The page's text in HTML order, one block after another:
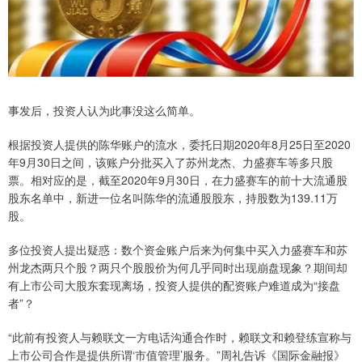
事发后，投资人认为此事没这么简单。
根据投资人提供的陈华账户的流水，委托日期2020年8月25日至2020
年9月30日之间，该账户分批买入了苏州龙杰、力盛赛车等多只股
票。相对应的是，截至2020年9月30日，在力盛赛车的前十大流通股
股东名单中，新进一位名叫陈华的流通股股东，持股数为139.11万
股。
多位投资人提出疑惑：数个资金账户后来为何集中买入力盛赛车和苏
州龙杰两只个股？两只个股股价为何几乎同时出现崩盘现象？期间却
有上市公司大股东套现离场，投资人提供的配资账户难道成为“接盘
者”？
“此前有投资人与赖联文一方电话沟通合作时，赖联文和赖登练宣称与
上市公司合作是提供所谓‘市值管理’服务。”周礼告诉《国际金融报》